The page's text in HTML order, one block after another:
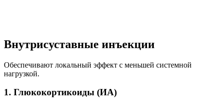
Внутрисуставные инъекции
Обеспечивают локальный эффект с меньшей системной
нагрузкой.
1. Глюкокортикоиды (ИА)